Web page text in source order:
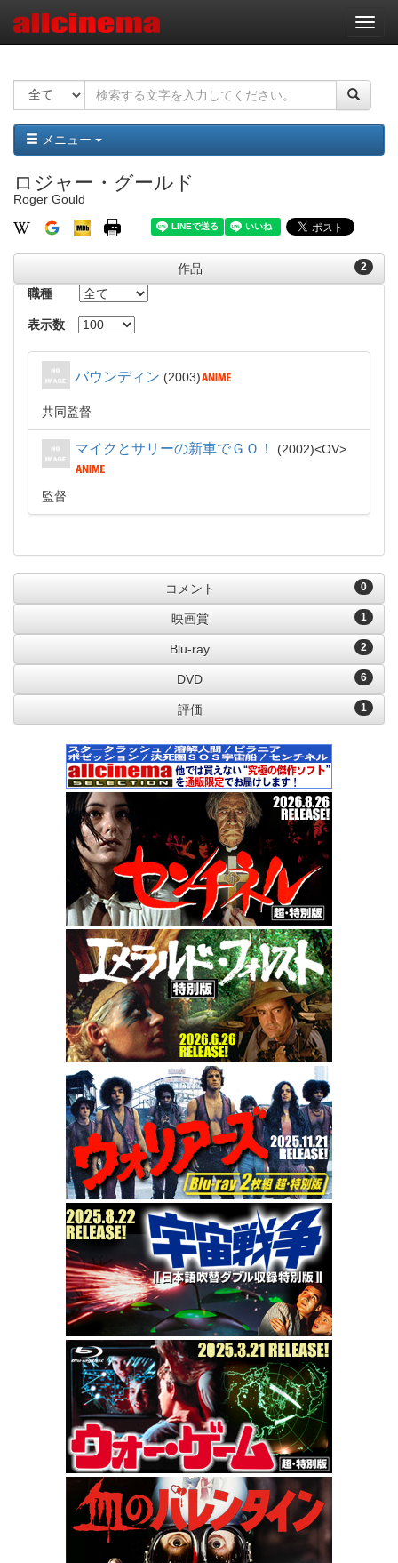
ナ
ビ
ー
ョ
ン
メニュー
ロジャー・グールド
Roger Gould
2
作品
職種
表示数
バウンディン 2003
共同監督
マイクとサリーの新車でＧＯ！ 2002 OV
監督
0
コメント
1
映画賞
2
Blu-ray
6
DVD
1
評価